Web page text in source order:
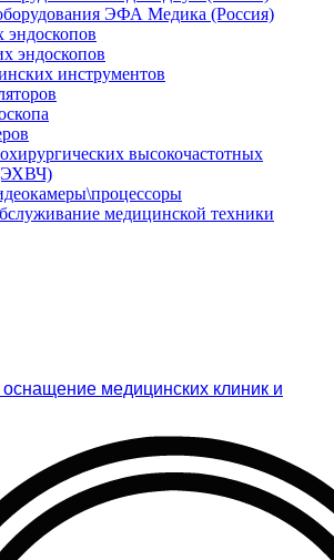
ЭФА Медика (Россия)
эндоскопов
эндоскопов
инструментов
высокочастотных
(ЭХВЧ)
медицинской техники
медицинских клиник и